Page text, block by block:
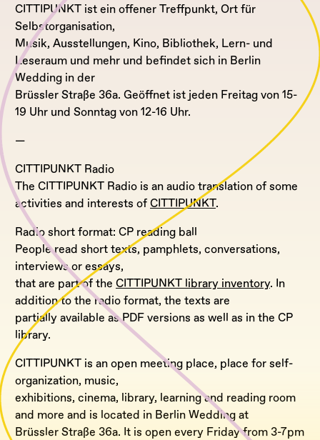
CITTIPUNKT ist ein offener Treffpunkt, Ort für
Selbstorganisation,
Musik, Ausstellungen, Kino, Bibliothek, Lern- und
Leseraum und mehr und befindet sich in Berlin
Wedding in der
Brüssler Straße 36a. Geöffnet ist jeden Freitag von 15-
19 Uhr und Sonntag von 12-16 Uhr.
—
CITTIPUNKT Radio
The CITTIPUNKT Radio is an audio translation of some
activities and interests of CITTIPUNKT.
Radio short format: CP reading ball
People read short texts, pamphlets, conversations,
interviews or essays,
that are part of the CITTIPUNKT library inventory. In
addition to the radio format, the texts are
partially available as PDF versions as well as in the CP
library.
CITTIPUNKT is an open meeting place, place for self-
organization, music,
exhibitions, cinema, library, learning and reading room
and more and is located in Berlin Wedding at
Brüssler Straße 36a. It is open every Friday from 3-7pm